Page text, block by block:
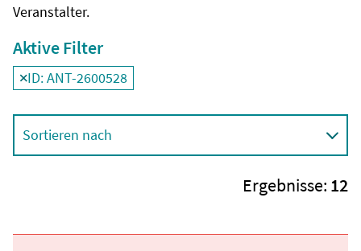
Veranstalter.
Aktive Filter
Filter
ID: ANT-2600528
deaktivieren und Suchergebnisse neu laden
Sortieren nach
Ergebnisse: 12